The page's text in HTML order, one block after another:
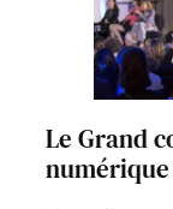
Le Grand
numérique